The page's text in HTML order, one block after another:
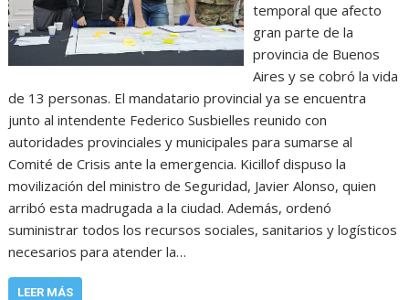
temporal que afecto
gran parte de la
provincia de Buenos
Aires y se cobró la vida
de 13 personas. El mandatario provincial ya se encuentra
junto al intendente Federico Susbielles reunido con
autoridades provinciales y municipales para sumarse al
Comité de Crisis ante la emergencia. Kicillof dispuso la
movilización del ministro de Seguridad, Javier Alonso, quien
arribó esta madrugada a la ciudad. Además, ordenó
suministrar todos los recursos sociales, sanitarios y logísticos
necesarios para atender la…
LEER MÁS